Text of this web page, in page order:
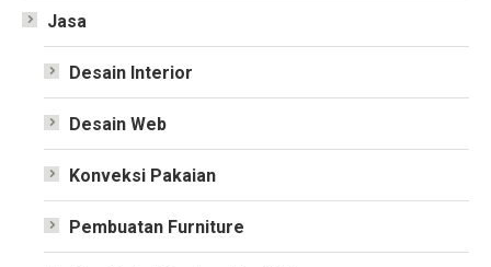
Jasa
Desain Interior
Desain Web
Konveksi Pakaian
Pembuatan Furniture